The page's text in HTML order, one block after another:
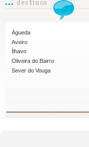
Águeda
Aveiro
Ílhavo
Oliveira do Bairro
Sever do Vouga